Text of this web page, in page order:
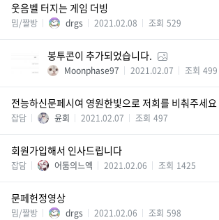
웃음벨 터지는 게임 더빙
밈/짤방 drgs 2021.02.08 조회 529
봉투콘이 추가되었습니다.
Moonphase97 2021.02.07 조회 499
전능하신문페시여 영원한빛으로 저희를 비춰주세요
잡담 윤회 2021.02.07 조회 497
회원가입해서 인사드립니다
잡담 어둠의느엑 2021.02.06 조회 1425
문페헌정영상
밈/짤방 drgs 2021.02.06 조회 598